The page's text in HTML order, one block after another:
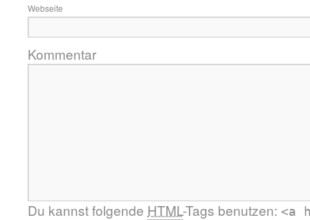
Webseite
Kommentar
Du kannst folgende HTML-Tags benutzen: <a